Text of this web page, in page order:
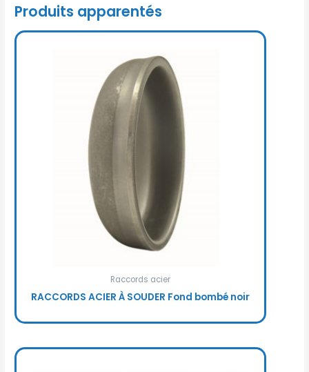
Produits apparentés
Raccords acier
RACCORDS ACIER À SOUDER Fond bombé noir